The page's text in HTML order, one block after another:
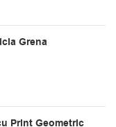
Grena
Print Geometric